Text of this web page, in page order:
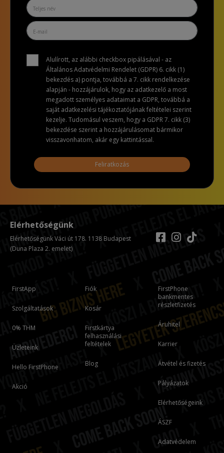
Alulírott, az alábbi checkbox pipálásával - az
Általános Adatvédelmi Rendelet (GDPR) 6. cikk (1)
bekezdés a) pontja, továbbá a 7. cikk rendelkezése
alapján - hozzájárulok, hogy az adatkezelő a most
megadott személyes adataimat a GDPR, továbbá a
saját adatkezelési tájékoztatójának feltételei szerint
kezelje. Tudomásul veszem, hogy a GDPR 7. cikk (3)
bekezdése szerint a hozzájárulásomat bármikor
visszavonhatom, akár egy kattintással.
Feliratkozás
FirstApp
Szolgáltatások
0% THM
Üzleteink
Hello FirstPhone
Akció
Fiók
Kosár
Firstkártya
felhasználási
feltételek
Blog
FirstPhone
bankmentes
részletfizetés
Áruhitel
Karrier
Átvétel és fizetés
Pályázatok
Elérhetőségeink
ÁSZF
Adatvédelem
Elérhetőségünk
Elérhetőségünk Váci út 178. 1138 Budapest
(Duna Plaza 2. emelet)